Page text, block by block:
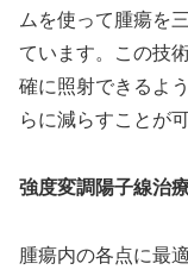
ムを使って腫瘍を
ています。この技
確に照射できるよ
らに減らすことが
強度変調陽子線治
腫瘍内の各点に最